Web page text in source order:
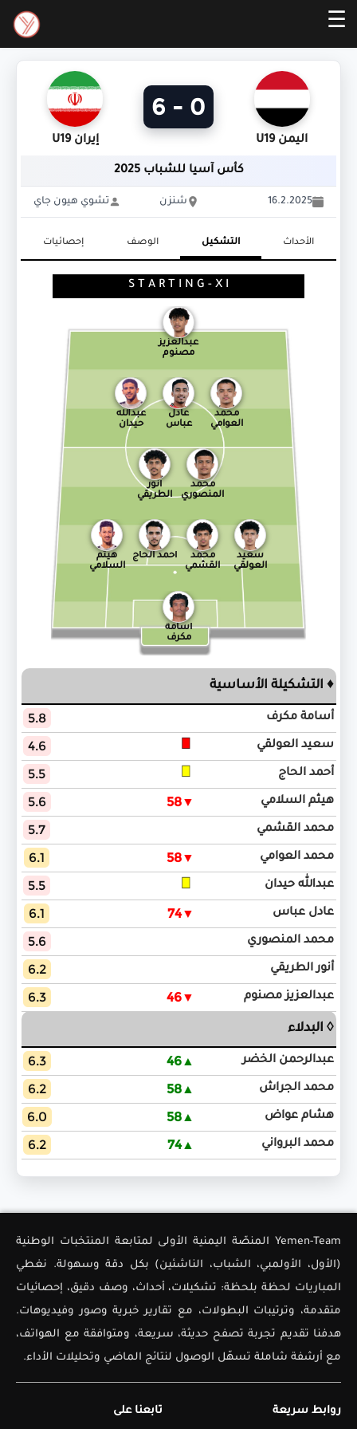
☰
اليمن U19
0 - 6
إيران U19
كأس آسيا للشباب 2025
16.2.2025 شنزن تشوي هيون جاي
الأحداث التشكيل الوصف إحصائيات
S T A R T I N G - X I
عبدالعزيز
مصنوم
محمد
العوامي
عادل
عباس
عبدالله
حيدان
محمد
المنصوري
أنور
الطريقي
سعيد
العولقي
محمد
القشمي
أحمد الحاج
هيثم
السلامي
أسامة
مكرف
♦ التشكيلة الأساسية
أسامة مكرف 5.8
سعيد العولقي 4.6
أحمد الحاج 5.5
هيثم السلامي ▼58
5.6
محمد القشمي 5.7
محمد العوامي ▼58
6.1
عبدالله حيدان 5.5
عادل عباس ▼74
6.1
محمد المنصوري 5.6
أنور الطريقي 6.2
عبدالعزيز مصنوم ▼46
6.3
◊ البدلاء
عبدالرحمن الخضر ▲46
6.3
محمد الجراش ▲58
6.2
هشام عواض ▲58
6.0
محمد البرواني ▲74
6.2
Yemen-Team المنصّة اليمنية الأولى لمتابعة المنتخبات الوطنية
(الأول، الأولمبي، الشباب، الناشئين) بكل دقة وسهولة. نغطي
المباريات لحظة بلحظة: تشكيلات، أحداث، وصف دقيق، إحصائيات
متقدمة، وترتيبات البطولات، مع تقارير خبرية وصور وفيديوهات.
هدفنا تقديم تجربة تصفح حديثة، سريعة، ومتوافقة مع الهواتف،
مع أرشفة شاملة تسهّل الوصول لنتائج الماضي وتحليلات الأداء.
روابط سريعة تابعنا على